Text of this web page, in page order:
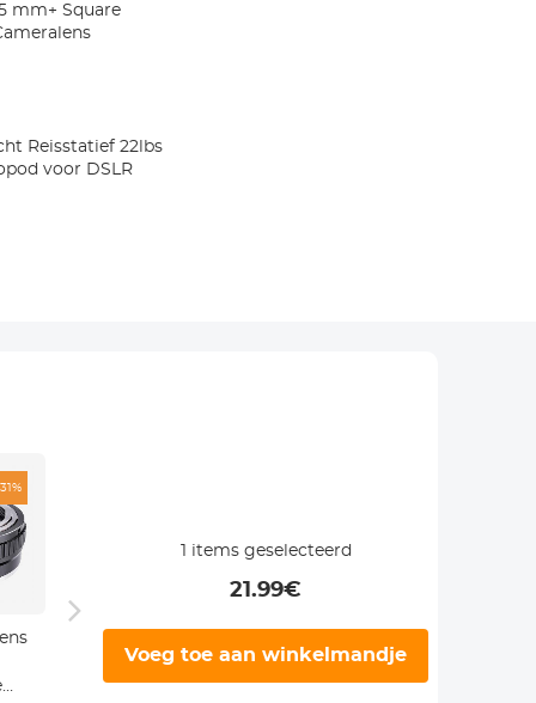
mm+ Square
Reisstatief 22lbs
voor DSLR
AI-NEX 1 Lens
Adapter
Handmatige
Adapter
Handmatige
1 items geselecteerd
21.99€
Voeg toe aan winkelmandje